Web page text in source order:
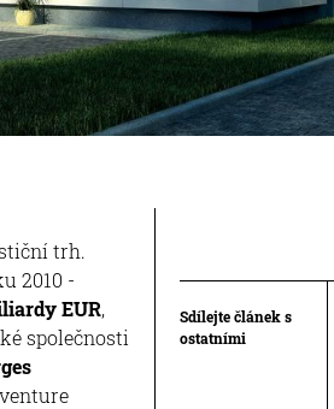
trh.
2010 -
EUR,
společnosti
Sdílejte článek s
ostatními